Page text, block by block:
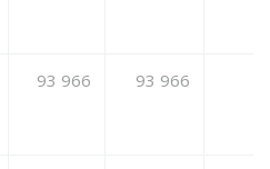
93 966 93 966